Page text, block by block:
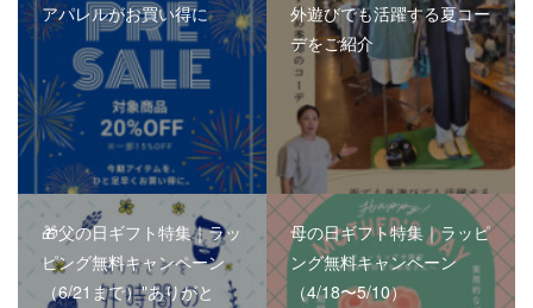
アパレルがお買い得に
外遊びでも活躍する夏コー
デをご紹介
🎁父の日ギフト特集｜ラッ
ピング無料キャンペーン
（6/21まで）"ありがと
母の日ギフト特集｜ラッピ
ング無料キャンペーン
（4/18〜5/10）